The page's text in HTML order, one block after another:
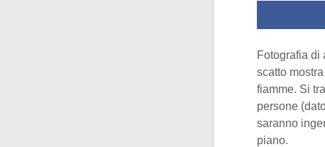
Fotografia di
scatto
fiamme. Si
persone
saranno
piano.